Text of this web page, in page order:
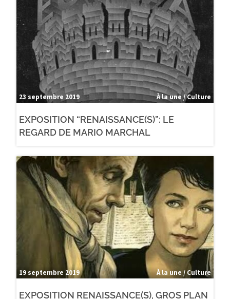
23 septembre 2019 À la une / Culture
EXPOSITION “RENAISSANCE(S)”: LE
REGARD DE MARIO MARCHAL
19 septembre 2019 À la une / Culture
EXPOSITION RENAISSANCE(S), GROS PLAN